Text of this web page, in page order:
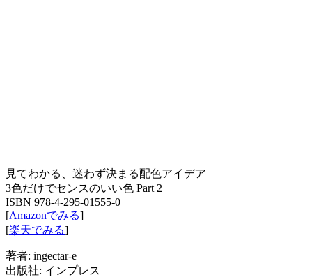
見てわかる、迷わず決まる配色アイデア
3色だけでセンスのいい色 Part 2
ISBN 978-4-295-01555-0
[Amazonでみる]
[楽天でみる]
著者: ingectar-e
出版社: インプレス